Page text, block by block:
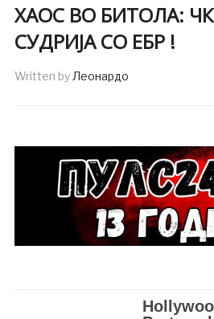
ХАОС ВО БИТОЛА:
СУДРИЈА СО ЕБР !
Written byЛеонардо